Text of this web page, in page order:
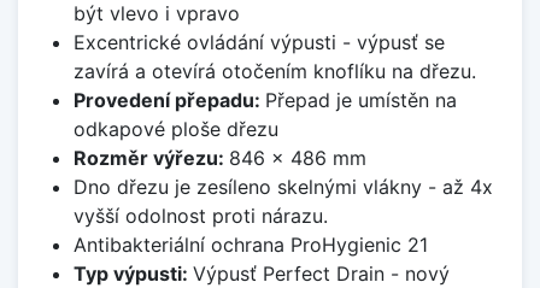
být vlevo i vpravo
Excentrické ovládání výpusti - výpusť se
zavírá a otevírá otočením knoflíku na dřezu.
Provedení přepadu: Přepad je umístěn na
odkapové ploše dřezu
Rozměr výřezu: 846 x 486 mm
Dno dřezu je zesíleno skelnými vlákny - až 4x
vyšší odolnost proti nárazu.
Antibakteriální ochrana ProHygienic 21
Typ výpusti: Výpusť Perfect Drain - nový